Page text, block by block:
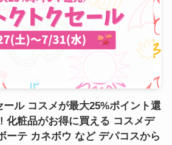
ール コスメが最大25%ポイント還
化粧品がお得に買える コスメデ
ーテ カネボウ など デパコスから